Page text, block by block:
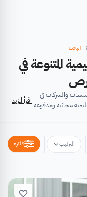
البحث
المتنوعة في
والشركات في
مجانية ومدفوعة اقرأ المزيد
مكان الفرصة حسب الترتيب فلتره